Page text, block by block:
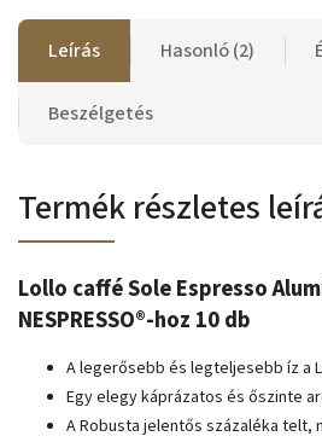
Leírás Hasonló (2)
Beszélgetés
Termék részletes
Lollo caffé Sole Espresso
NESPRESSO®-hoz 10 db
A legerősebb és legteljesebb íz a
Egy elegy káprázatos és őszinte
A Robusta jelentős százaléka telt,